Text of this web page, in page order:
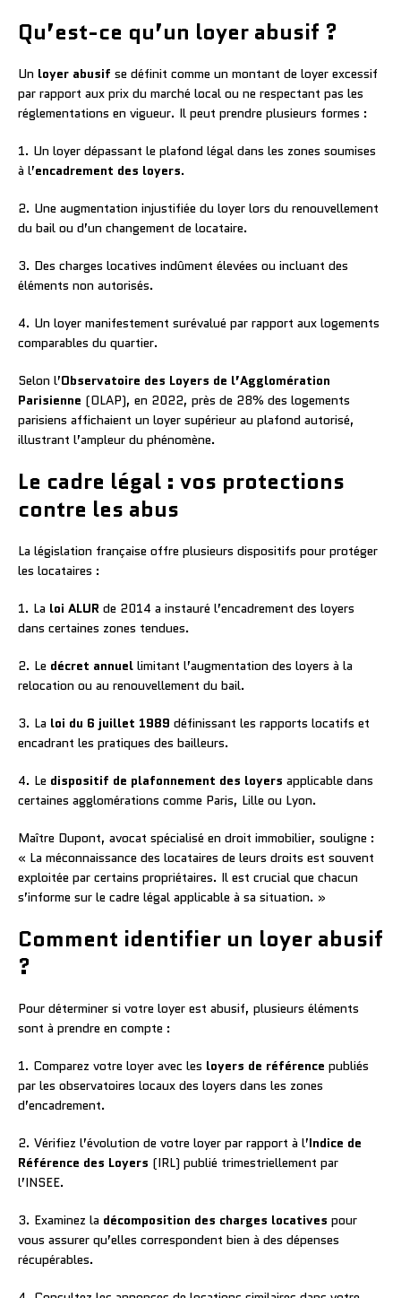
Qu’est-ce qu’un loyer abusif ?
Un loyer abusif se définit comme un montant de loyer excessif
par rapport aux prix du marché local ou ne respectant pas les
réglementations en vigueur. Il peut prendre plusieurs formes :
1. Un loyer dépassant le plafond légal dans les zones soumises
à l’encadrement des loyers.
2. Une augmentation injustifiée du loyer lors du renouvellement
du bail ou d’un changement de locataire.
3. Des charges locatives indûment élevées ou incluant des
éléments non autorisés.
4. Un loyer manifestement surévalué par rapport aux logements
comparables du quartier.
Selon l’Observatoire des Loyers de l’Agglomération
Parisienne (OLAP), en 2022, près de 28% des logements
parisiens affichaient un loyer supérieur au plafond autorisé,
illustrant l’ampleur du phénomène.
Le cadre légal : vos protections
contre les abus
La législation française offre plusieurs dispositifs pour protéger
les locataires :
1. La loi ALUR de 2014 a instauré l’encadrement des loyers
dans certaines zones tendues.
2. Le décret annuel limitant l’augmentation des loyers à la
relocation ou au renouvellement du bail.
3. La loi du 6 juillet 1989 définissant les rapports locatifs et
encadrant les pratiques des bailleurs.
4. Le dispositif de plafonnement des loyers applicable dans
certaines agglomérations comme Paris, Lille ou Lyon.
Maître Dupont, avocat spécialisé en droit immobilier, souligne :
« La méconnaissance des locataires de leurs droits est souvent
exploitée par certains propriétaires. Il est crucial que chacun
s’informe sur le cadre légal applicable à sa situation. »
Comment identifier un loyer abusif
?
Pour déterminer si votre loyer est abusif, plusieurs éléments
sont à prendre en compte :
1. Comparez votre loyer avec les loyers de référence publiés
par les observatoires locaux des loyers dans les zones
d’encadrement.
2. Vérifiez l’évolution de votre loyer par rapport à l’Indice de
Référence des Loyers (IRL) publié trimestriellement par
l’INSEE.
3. Examinez la décomposition des charges locatives pour
vous assurer qu’elles correspondent bien à des dépenses
récupérables.